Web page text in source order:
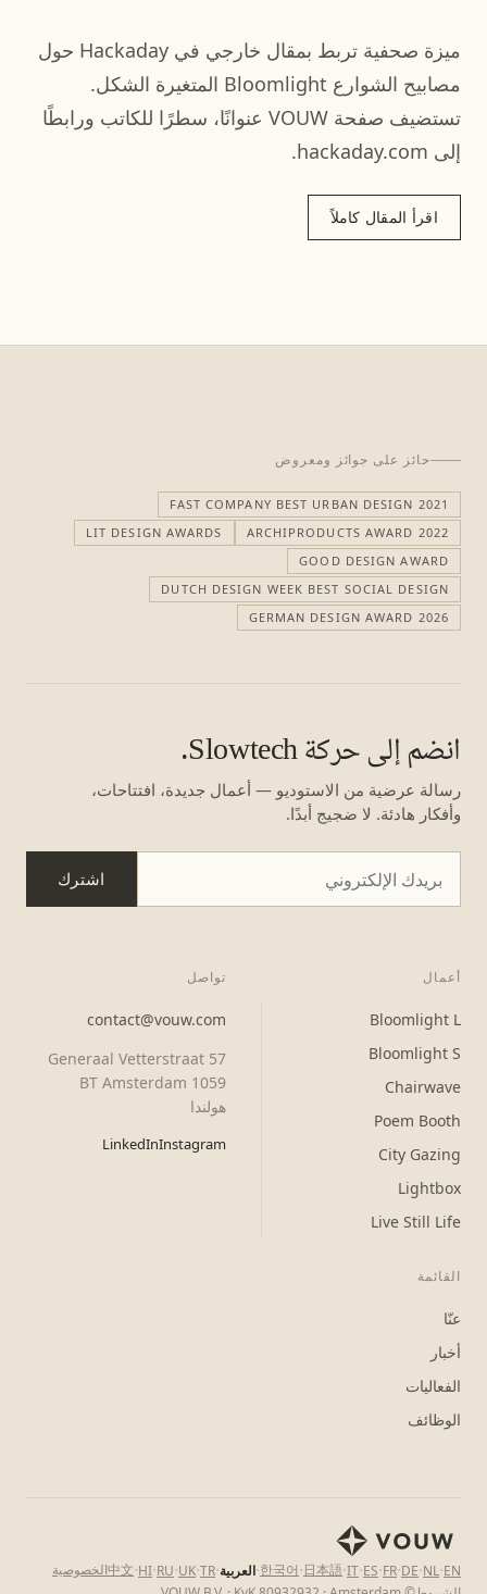
ميزة صحفية تربط بمقال خارجي في Hackaday حول
مصابيح الشوارع Bloomlight المتغيرة الشكل.
تستضيف صفحة VOUW عنوانًا، سطرًا للكاتب ورابطًا
إلى hackaday.com.
اقرأ المقال كاملاً
حائز على جوائز ومعروض
FAST COMPANY BEST URBAN DESIGN 2021
ARCHIPRODUCTS AWARD 2022
LIT DESIGN AWARDS
GOOD DESIGN AWARD
DUTCH DESIGN WEEK BEST SOCIAL DESIGN
GERMAN DESIGN AWARD 2026
انضم إلى حركة Slowtech.
رسالة عرضية من الاستوديو — أعمال جديدة، افتتاحات،
وأفكار هادئة. لا ضجيج أبدًا.
اشترك
أعمال
Bloomlight L
Bloomlight S
Chairwave
Poem Booth
City Gazing
Lightbox
Live Still Life
القائمة
عنّا
أخبار
الفعاليات
الوظائف
تواصل
contact@vouw.com
Generaal Vetterstraat 57
1059 BT Amsterdam
هولندا
Instagram
LinkedIn
EN
·
NL
·
DE
·
FR
·
ES
·
IT
·
日本語
·
한국어
·العربية·
TR
·
UK
·
RU
·
HI
·
中文الخصوصية